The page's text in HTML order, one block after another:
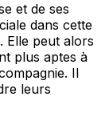
et de ses
dans cette
Elle peut alors
plus aptes à
Il
leurs